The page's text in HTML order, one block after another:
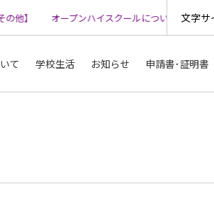
他】 オープンハイスクールについて【その他】
文字サ
て 学校生活 お知らせ 申請書･証明書